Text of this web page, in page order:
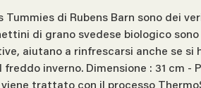
di Rubens Barn sono dei
di grano svedese biologico
aiutano a rinfrescarsi anche se si
inverno. Dimensione : 31 cm -